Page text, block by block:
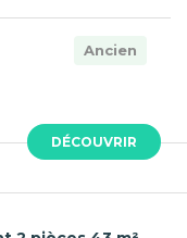
DÉCOUVRIR
Ancien